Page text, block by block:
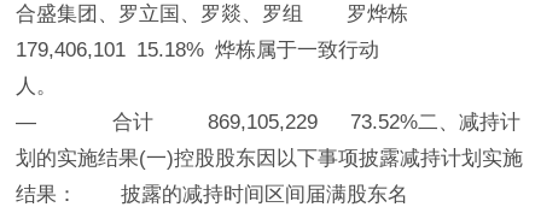
合盛集团、罗立国、罗燚、罗组 罗烨栋
179,406,101 15.18% 烨栋属于一致行动
人。
— 合计 869,105,229 73.52%二、减持计
划的实施结果(一)控股股东因以下事项披露减持计划实施
结果： 披露的减持时间区间届满股东名